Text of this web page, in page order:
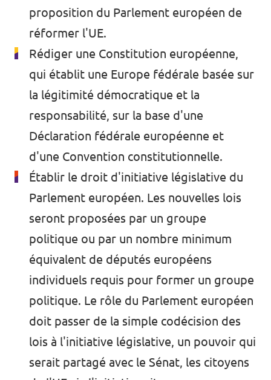
proposition du Parlement européen de
réformer l'UE.
Rédiger une Constitution européenne,
qui établit une Europe fédérale basée sur
la légitimité démocratique et la
responsabilité, sur la base d'une
Déclaration fédérale européenne et
d'une Convention constitutionnelle.
Établir le droit d'initiative législative du
Parlement européen. Les nouvelles lois
seront proposées par un groupe
politique ou par un nombre minimum
équivalent de députés européens
individuels requis pour former un groupe
politique. Le rôle du Parlement européen
doit passer de la simple codécision des
lois à l'initiative législative, un pouvoir qui
serait partagé avec le Sénat, les citoyens